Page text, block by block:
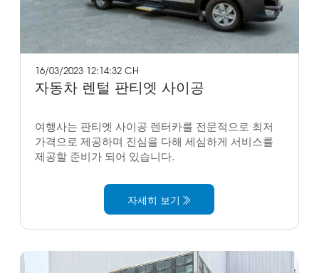
16/03/2023 12:14:32 CH
자동차 렌털 판티엣 사이공
여행사는 판티엣 사이공 렌터카를 전문적으로 최저
가격으로 제공하며 진심을 다해 세심하게 서비스를
제공할 준비가 되어 있습니다.
자세히 보기